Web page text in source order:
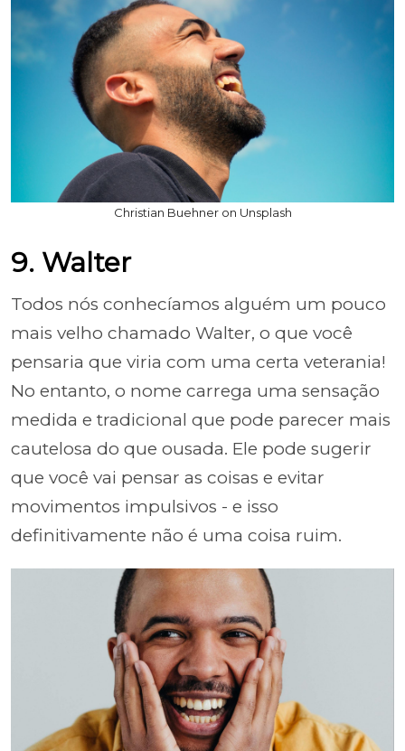
Christian Buehner on Unsplash
9. Walter
Todos nós conhecíamos alguém um pouco
mais velho chamado Walter, o que você
pensaria que viria com uma certa veterania!
No entanto, o nome carrega uma sensação
medida e tradicional que pode parecer mais
cautelosa do que ousada. Ele pode sugerir
que você vai pensar as coisas e evitar
movimentos impulsivos - e isso
definitivamente não é uma coisa ruim.